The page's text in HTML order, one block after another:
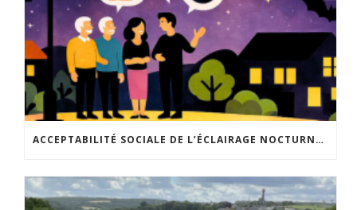
ACCEPTABILITÉ SOCIALE DE L’ÉCLAIRAGE NOCTURNE : LE REPLAY EST DISPONIBLE